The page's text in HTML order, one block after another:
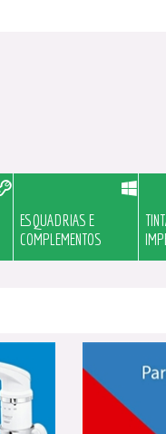
ESQUADRIAS E
COMPLEMENTOS